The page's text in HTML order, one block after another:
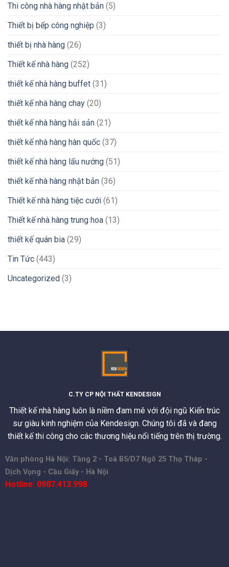
Thi công nhà hàng nhật bản (5)
Thiết bị bếp công nghiệp (3)
thiết bị nhà hàng (26)
Thiết kế nhà hàng (252)
thiết kế nhà hàng buffet (31)
thiết kế nhà hàng chay (20)
thiết kế nhà hàng hải sản (21)
thiết kế nhà hàng hàn quốc (37)
thiết kế nhà hàng lẩu nướng (51)
thiết kế nhà hàng nhật bản (36)
Thiết kế nhà hàng tiệc cưới (61)
Thiết kế nhà hàng trung hoa (13)
thiết kế quán bia (29)
Tin Tức (443)
Uncategorized (3)
C.TY CP NỘI THẤT KENDESIGN
Thiết kế nhà hàng luôn là niềm đam mê với đội ngũ Kiến trúc
sư giàu kinh nghiệm của Kendesign. Chúng tôi đã và đang
thiết kế thi công cho các thương hiệu nổi tiếng trên thị trường.
Văn phòng Hà Nội: Tầng 2 - Toà B5/D7 Ngõ 25 Thọ Tháp -
Dịch Vọng - Cầu Giấy - Hà Nội
Hotline: 0987.413.998